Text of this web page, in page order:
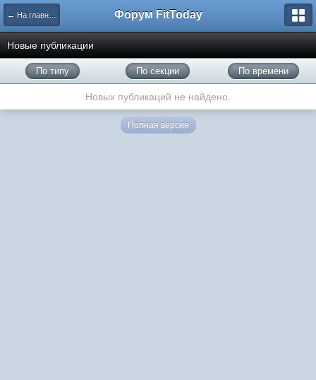
← На главную Форум FitToday
Новые публикации
По типу По секции По времени
Новых публикаций не найдено.
Полная версия